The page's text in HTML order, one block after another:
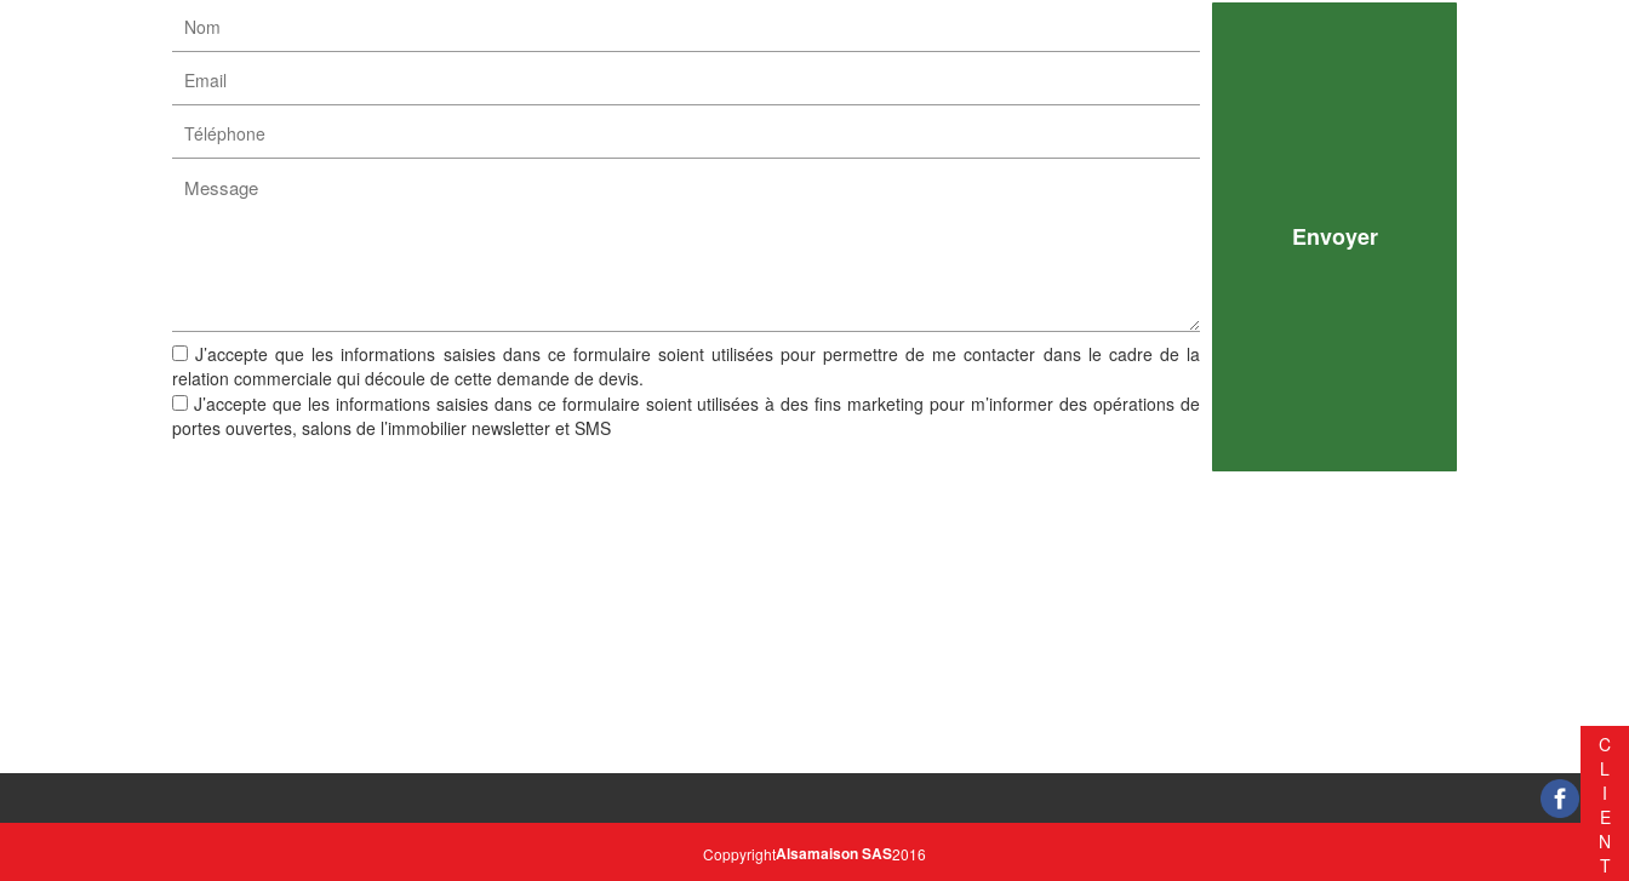
J’accepte que les informations saisies dans ce formulaire soient utilisées pour permettre de me contacter dans le cadre de la
relation commerciale qui découle de cette demande de devis.
J’accepte que les informations saisies dans ce formulaire soient utilisées à des fins marketing pour m’informer des opérations de
portes ouvertes, salons de l’immobilier newsletter et SMS
C
L
I
E
N
T
CoppyrightAlsamaison SAS2016